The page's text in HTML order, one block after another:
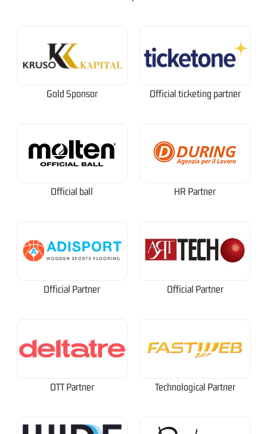
Gold Sponsor Official ticketing partner
Official ball HR Partner
Official Partner Official Partner
OTT Partner Technological Partner